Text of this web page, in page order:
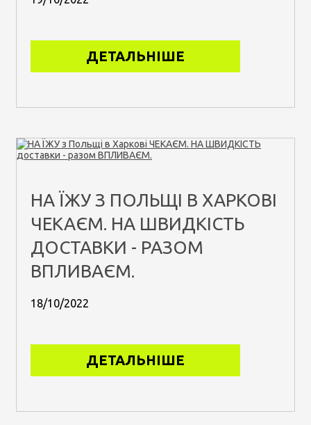
ДЕТАЛЬНІШЕ
НА ЇЖУ З ПОЛЬЩІ В ХАРКОВІ
ЧЕКАЄМ. НА ШВИДКІСТЬ
ДОСТАВКИ - РАЗОМ
ВПЛИВАЄМ.
18/10/2022
ДЕТАЛЬНІШЕ